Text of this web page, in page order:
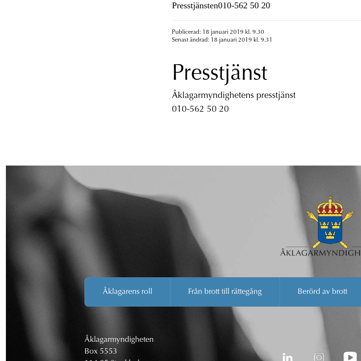
Presstjänsten010-562 50 20
Publicerad: 18 januari 2019 kl. 9.30
Senast ändrad: 18 januari 2019 kl. 9.31
Presstjänst
Åklagarmyndighetens presstjänst
010-562 50 20
Åklagarens roll Från brott till rättegång Berörd av brott
Åklagarmyndigheten
Box 5553